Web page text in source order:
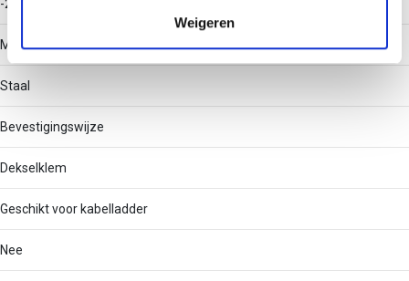
verzameld op basis van uw gebruik van hun services.
Weigeren
-20 - 120
Materiaal
Staal
Bevestigingswijze
Dekselklem
Geschikt voor kabelladder
Nee